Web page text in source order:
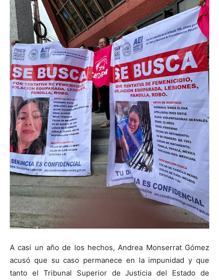
A casi un año de los hechos, Andrea Monserrat Gómez
acusó que su caso permanece en la impunidad y que
tanto el Tribunal Superior de Justicia del Estado de